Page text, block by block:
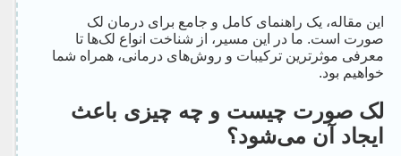
این مقاله، یک راهنمای کامل و جامع برای درمان لک
صورت است. ما در این مسیر، از شناخت انواع لک‌ها تا
معرفی موثرترین ترکیبات و روش‌های درمانی، همراه شما
خواهیم بود.
لک صورت چیست و چه چیزی باعث
ایجاد آن می‌شود؟